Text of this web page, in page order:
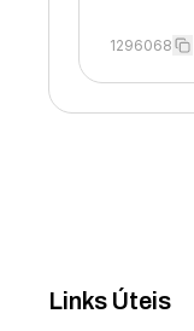
1296068
Links Úteis